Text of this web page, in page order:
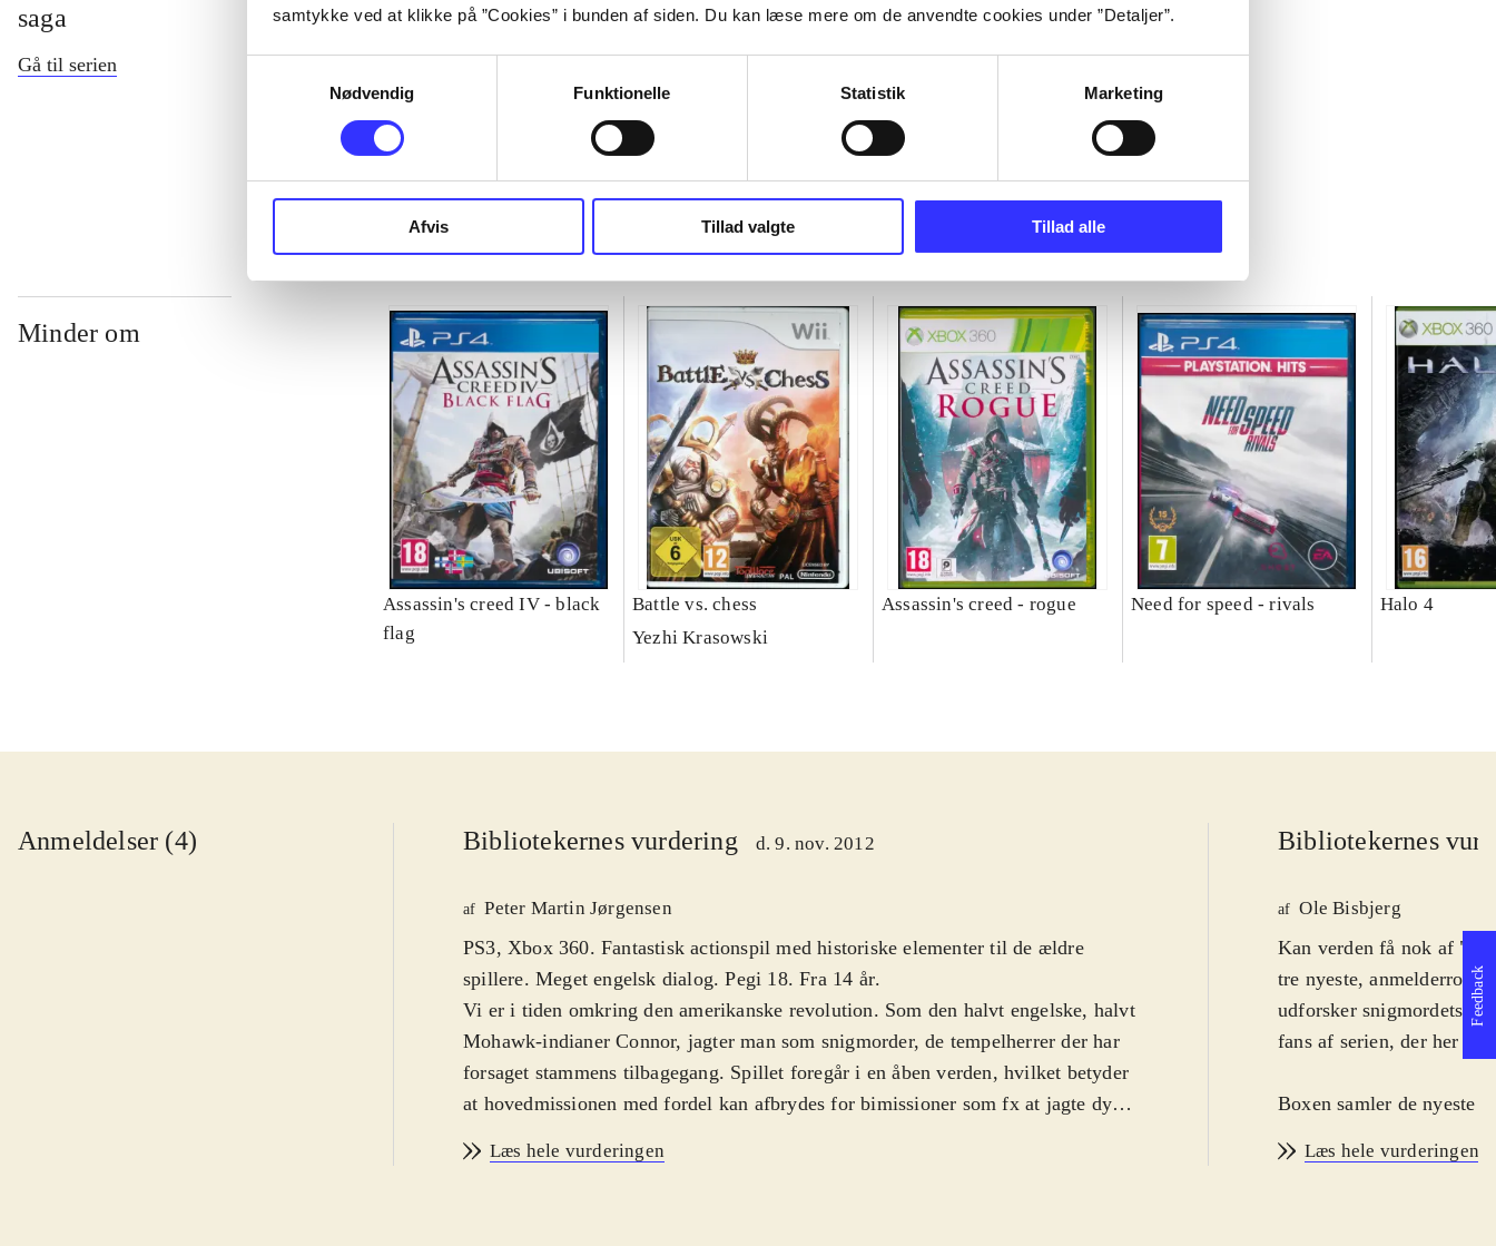
samtykke ved at klikke på ”Cookies” i bunden af siden. Du kan læse mere om de anvendte cookies under ”Detaljer”.
Nødvendig
Funktionelle Statistik Marketing
Afvis Tillad valgte Tillad alle
saga
Gå til serien
Assassin's creed III
Minder om
Assassin's creed IV - black
flag
Battle vs. chess
Yezhi Krasowski
Assassin's creed - rogue Need for speed - rivals Halo 4
Anmeldelser (4) Bibliotekernes vurdering d. 9. nov. 2012
af Peter Martin Jørgensen
PS3, Xbox 360. Fantastisk actionspil med historiske elementer til de ældre
spillere. Meget engelsk dialog. Pegi 18. Fra 14 år.
Vi er i tiden omkring den amerikanske revolution. Som den halvt engelske, halvt
Mohawk-indianer Connor, jagter man som snigmorder, de tempelherrer der har
forsaget stammens tilbagegang. Spillet foregår i en åben verden, hvilket betyder
at hovedmissionen med fordel kan afbrydes for bimissioner som fx at jagte dyr
flotte og virkelighedstro, som fx en kopi af Boston anno 1753. Hele spillet
Læs hele vurderingen
Bibliotekernes
af Ole Bisbjerg
Kan verden få nok af
tre nyeste,
udforsker snigmordets
fans af serien, der her får
Boxen samler de nyeste
under den amerikanske
Læs hele vurderingen
Feedback